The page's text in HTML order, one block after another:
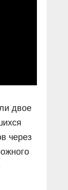
двое
через